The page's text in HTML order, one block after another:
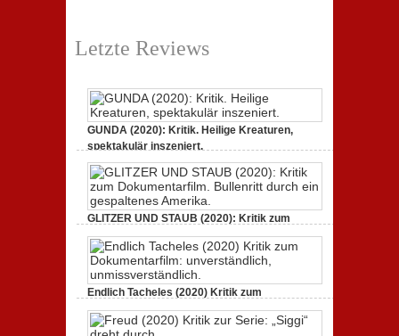
Letzte Reviews
GUNDA (2020): Kritik. Heilige Kreaturen,
spektakulär inszeniert.
GUNDA
(2020):
Kritik.
Kreaturen,
spektakulär
GLITZER UND STAUB (2020): Kritik zum
Dokumentarfilm.
3. Oktober 2020,Keine Kommentare zu
GLITZER
UND
(2020):
Kritik
zum
Dokumentarfilm.
Endlich Tacheles (2020) Kritik zum
Dokumentarfilm: unverständlich,
19. Mai 2020,Keine Kommentarezu